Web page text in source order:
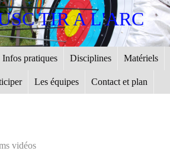
TIR A L'ARC
Infos pratiques Disciplines Matériels
Les équipes Contact et plan
vidéos